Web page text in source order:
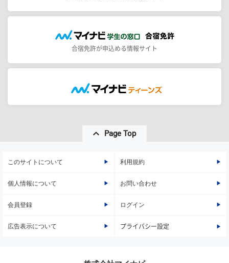
合宿免許が申込める情報サイト
Page Top
このサイトについて 利用規約
個人情報について お問い合わせ
会員登録 ログイン
広告表示について プライバシー設定